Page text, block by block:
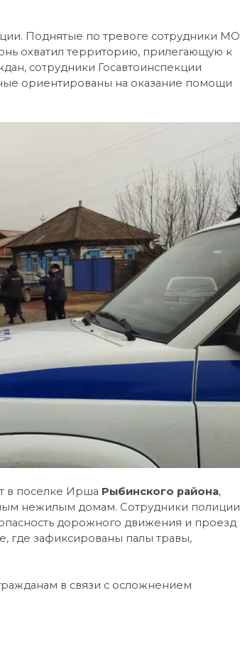
Поднятые по тревоге сотрудники МО
охватил территорию, прилегающую к
сотрудники Госавтоинспекции
ориентированы на оказание помощи
в поселке Ирша Рыбинского района,
нежилым домам. Сотрудники полиции
дорожного движения и проезд
где зафиксированы палы травы,
в связи с осложнением